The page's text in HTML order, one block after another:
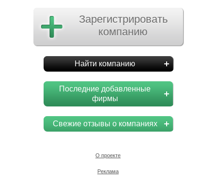
Зарегистрировать
компанию
Найти компанию
Последние добавленные
фирмы
Свежие отзывы о компаниях
О проекте
Реклама